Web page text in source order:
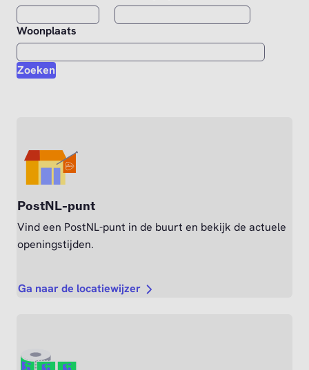
PostNL-punt
Vind een PostNL-punt in de buurt en bekijk de actuele
openingstijden.
Ga naar de locatiewijzer